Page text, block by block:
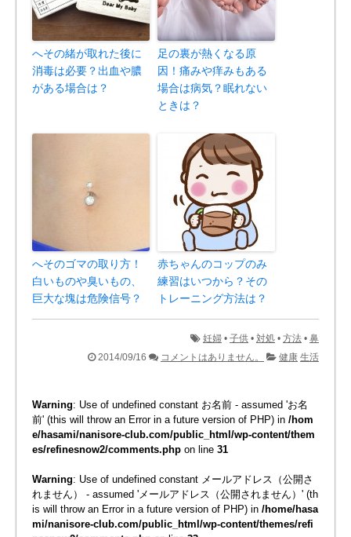
へその緒が取れた後に
消毒は必要？出血や膿
がある場合は？
足の裏が熱くなる原
因！痛みや痒みもある
場合は病気？眠れない
ときは？
へそのゴマの取り方！
白いものや臭いもの、
巨大な塊は危険信号？
赤ちゃんのコップのみ
練習はいつから？その
トレーニング方法は？
妊婦 • 子供 • 対処 • 方法 • 鼻
2014/09/16
コメントはありません。 健康 生活
Warning: Use of undefined constant お名前 - assumed 'お名
前' (this will throw an Error in a future version of PHP) in /hom
e/hasami/nanisore-club.com/public_html/wp-content/them
es/refinesnow2/comments.php on line 31
Warning: Use of undefined constant メールアドレス（公開さ
れません） - assumed 'メールアドレス（公開されません）' (th
is will throw an Error in a future version of PHP) in /home/hasa
mi/nanisore-club.com/public_html/wp-content/themes/refi